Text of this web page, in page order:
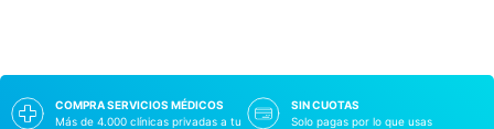
COMPRA SERVICIOS MÉDICOS
Más de 4.000 clínicas privadas a tu
SIN CUOTAS
Solo pagas por lo que usas